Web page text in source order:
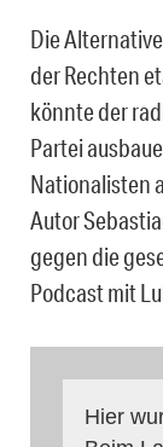
Die
der Rechten
könnte der
Partei
Nationalisten
Autor
gegen die
Podcast mit
Hier